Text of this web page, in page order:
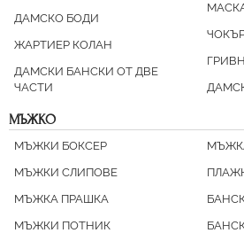
ДАМСКО БОДИ
ЖАРТИЕР КОЛАН
ДАМСКИ БАНСКИ ОТ ДВЕ
ЧАСТИ
МЪЖКО
МЪЖКИ БОКСЕР
МЪЖКИ СЛИПОВЕ
МЪЖКА ПРАШКА
МЪЖКИ ПОТНИК